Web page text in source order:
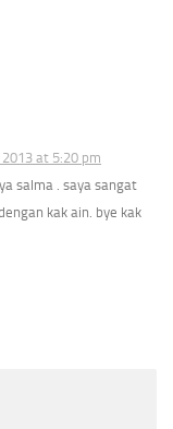
2013 at 5:20 pm
salma . saya sangat
kak ain. bye kak